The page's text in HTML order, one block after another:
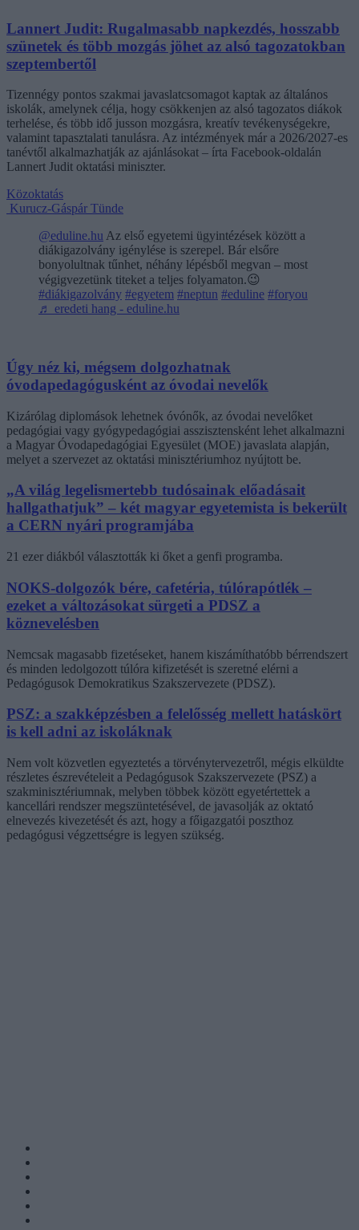
Lannert Judit: Rugalmasabb napkezdés, hosszabb
szünetek és több mozgás jöhet az alsó tagozatokban
szeptembertől
Tizennégy pontos szakmai javaslatcsomagot kaptak az általános
iskolák, amelynek célja, hogy csökkenjen az alsó tagozatos diákok
terhelése, és több idő jusson mozgásra, kreatív tevékenységekre,
valamint tapasztalati tanulásra. Az intézmények már a 2026/2027-es
tanévtől alkalmazhatják az ajánlásokat – írta Facebook-oldalán
Lannert Judit oktatási miniszter.
Közoktatás
Kurucz-Gáspár Tünde
@eduline.hu Az első egyetemi ügyintézések között a
diákigazolvány igénylése is szerepel. Bár elsőre
bonyolultnak tűnhet, néhány lépésből megvan – most
végigvezetünk titeket a teljes folyamaton.😉
#diákigazolvány #egyetem #neptun #eduline #foryou
♬ eredeti hang - eduline.hu
Úgy néz ki, mégsem dolgozhatnak
óvodapedagógusként az óvodai nevelők
Kizárólag diplomások lehetnek óvónők, az óvodai nevelőket
pedagógiai vagy gyógypedagógiai asszisztensként lehet alkalmazni
a Magyar Óvodapedagógiai Egyesület (MOE) javaslata alapján,
melyet a szervezet az oktatási minisztériumhoz nyújtott be.
„A világ legelismertebb tudósainak előadásait
hallgathatjuk” – két magyar egyetemista is bekerült
a CERN nyári programjába
21 ezer diákból választották ki őket a genfi programba.
NOKS-dolgozók bére, cafetéria, túlórapótlék –
ezeket a változásokat sürgeti a PDSZ a
köznevelésben
Nemcsak magasabb fizetéseket, hanem kiszámíthatóbb bérrendszert
és minden ledolgozott túlóra kifizetését is szeretné elérni a
Pedagógusok Demokratikus Szakszervezete (PDSZ).
PSZ: a szakképzésben a felelősség mellett hatáskört
is kell adni az iskoláknak
Nem volt közvetlen egyeztetés a törvénytervezetről, mégis elküldte
részletes észrevételeit a Pedagógusok Szakszervezete (PSZ) a
szakminisztériumnak, melyben többek között egyetértettek a
kancellári rendszer megszüntetésével, de javasolják az oktató
elnevezés kivezetését és azt, hogy a főigazgatói poszthoz
pedagógusi végzettségre is legyen szükség.